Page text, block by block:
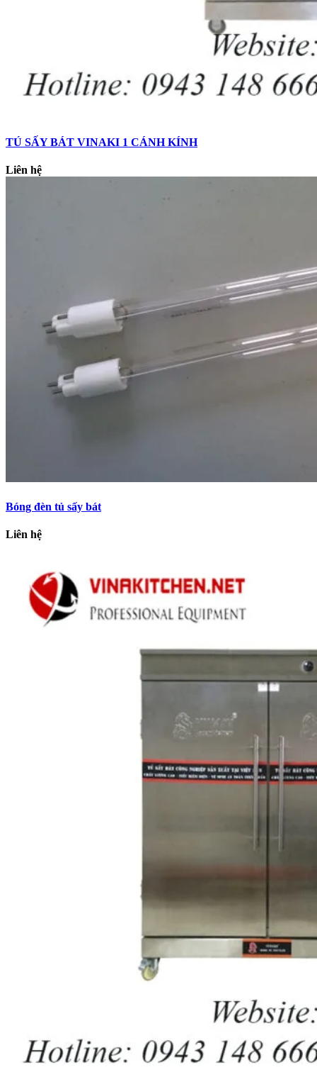
TÚ SẤY BÁT VINAKI 1 CÁNH KÍNH
Liên hệ
Bóng đèn tủ sấy bát
Liên hệ